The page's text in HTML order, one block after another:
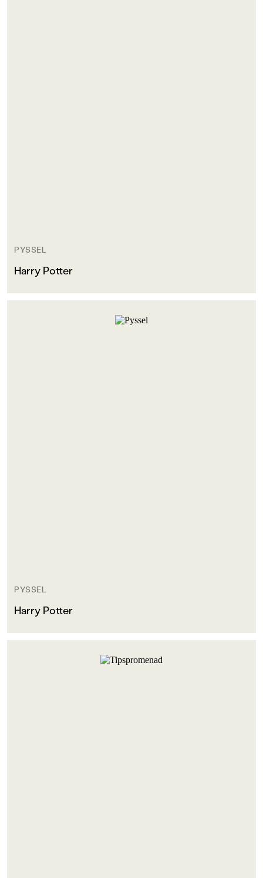
PYSSEL
Harry Potter
PYSSEL
Harry Potter